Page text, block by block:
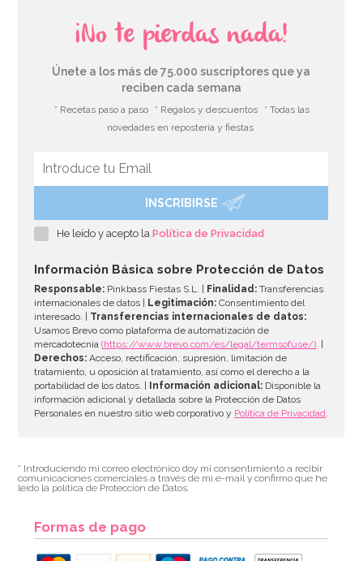
¡No te pierdas nada!
Únete a los más de 75.000 suscriptores que ya
reciben cada semana
* Recetas paso a paso * Regalos y descuentos
* Todas las
novedades en repostería y fiestas
INSCRIBIRSE
He leído y acepto laPolítica de Privacidad
Información Básica sobre Protección de Datos
Responsable: Pinkbass Fiestas S.L. | Finalidad: Transferencias
internacionales de datos |
Legitimación: Consentimiento del
interesado. | Transferencias internacionales de datos:
Usamos Brevo como plataforma de automatización de
mercadotecnia(https://www.brevo.com/es/legal/termsofuse/). |
Derechos: Acceso, rectificación, supresión, limitación de
tratamiento, u oposición al tratamiento, así como el derecho a la
portabilidad de los datos. |
Información adicional: Disponible la
información adicional y detallada sobre la Protección de Datos
Personales en nuestro sitio web corporativo y Política de Privacidad.
* Introduciendo mi correo electrónico doy mi consentimiento a recibir
comunicaciones comerciales a través de mi e-mail y confirmo que he
leído la política de Protección de Datos.
Formas de pago